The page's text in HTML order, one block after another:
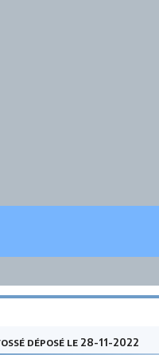
déposé le 28-11-2022